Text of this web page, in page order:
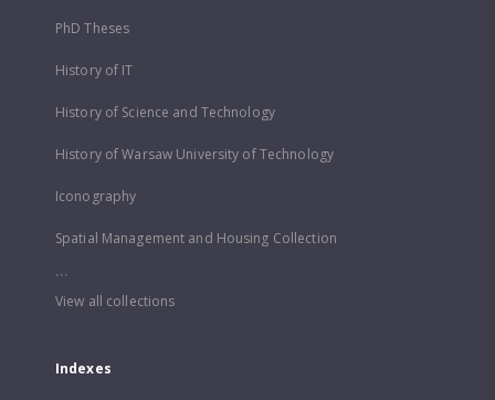
PhD Theses
History of IT
History of Science and Technology
History of Warsaw University of Technology
Iconography
Spatial Management and Housing Collection
...
View all collections
Indexes